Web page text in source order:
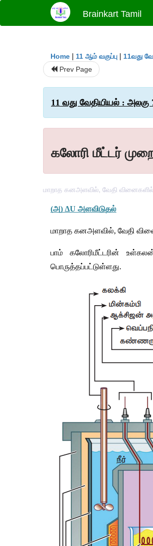
Brainkart Tamil
Home | 11 ஆம் வகுப்பு | 11வது
Prev Page
11 வது வேதியியல் :
கலோரி மீட்டர்
மாறாத கனஅளவில், வேதி
(அ) ΔU அளவிடுதல்
மாறாத கனஅளவில், வேதி
பாம் கலோரிமீட்டரின்
பொருத்தப்பட்டுள்ளது.